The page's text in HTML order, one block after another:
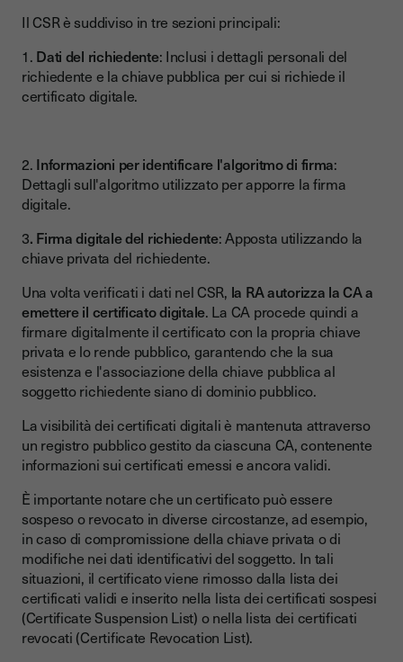
Il CSR è suddiviso in tre sezioni principali:
1. Dati del richiedente: Inclusi i dettagli personali del
richiedente e la chiave pubblica per cui si richiede il
certificato digitale.
2. Informazioni per identificare l'algoritmo di firma:
Dettagli sull'algoritmo utilizzato per apporre la firma
digitale.
3. Firma digitale del richiedente: Apposta utilizzando la
chiave privata del richiedente.
Una volta verificati i dati nel CSR, la RA autorizza la CA a
emettere il certificato digitale. La CA procede quindi a
firmare digitalmente il certificato con la propria chiave
privata e lo rende pubblico, garantendo che la sua
esistenza e l'associazione della chiave pubblica al
soggetto richiedente siano di dominio pubblico.
La visibilità dei certificati digitali è mantenuta attraverso
un registro pubblico gestito da ciascuna CA, contenente
informazioni sui certificati emessi e ancora validi.
È importante notare che un certificato può essere
sospeso o revocato in diverse circostanze, ad esempio,
in caso di compromissione della chiave privata o di
modifiche nei dati identificativi del soggetto. In tali
situazioni, il certificato viene rimosso dalla lista dei
certificati validi e inserito nella lista dei certificati sospesi
(Certificate Suspension List) o nella lista dei certificati
revocati (Certificate Revocation List).